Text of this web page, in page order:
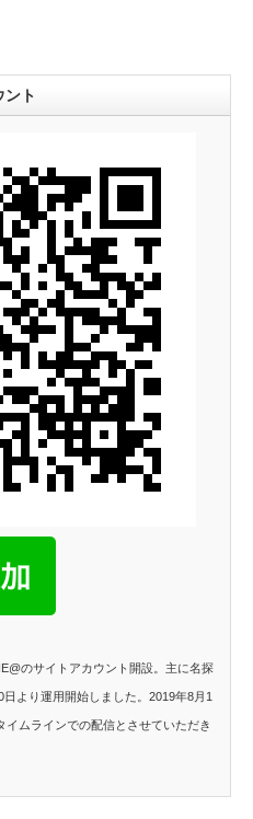
ント
のサイトアカウント開設。主に名探
より運用開始しました。2019年8月1
ムラインでの配信とさせていただき